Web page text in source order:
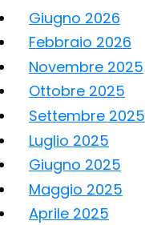
Giugno 2026
Febbraio 2026
Novembre 2025
Ottobre 2025
Settembre 2025
Luglio 2025
Giugno 2025
Maggio 2025
Aprile 2025